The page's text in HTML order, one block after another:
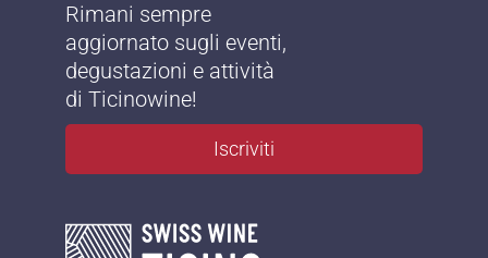
Rimani sempre
aggiornato sugli eventi,
degustazioni e attività
di Ticinowine!
Iscriviti